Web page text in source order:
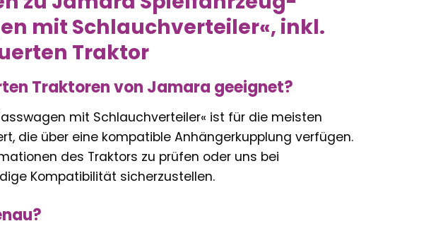
mit Schlauchverteiler«, inkl.
Traktor
Traktoren von Jamara geeignet?
mit Schlauchverteiler« ist für die meisten
die über eine kompatible Anhängerkupplung verfügen.
des Traktors zu prüfen oder uns bei
Kompatibilität sicherzustellen.